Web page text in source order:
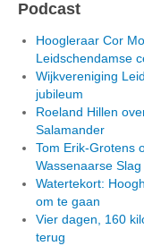
Podcast
Hoogleraar Cor
Leidschendamse
Wijkvereniging
jubileum
Roeland Hillen
Salamander
Tom Erik-Grotens
Wassenaarse Slag
Watertekort:
om te gaan
Vier dagen, 160
terug